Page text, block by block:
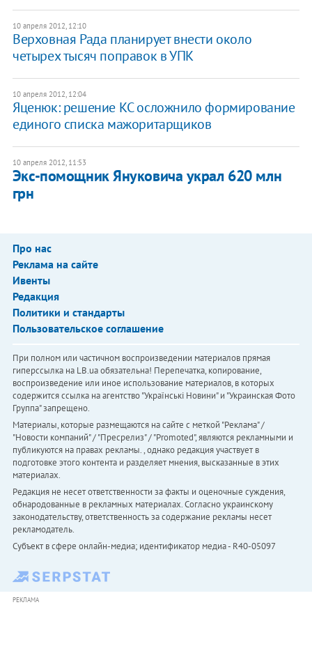
10 апреля 2012, 12:10
Верховная Рада планирует внести около
четырех тысяч поправок в УПК
10 апреля 2012, 12:04
Яценюк: решение КС осложнило формирование
единого списка мажоритарщиков
10 апреля 2012, 11:53
Экс-помощник Януковича украл 620 млн
грн
Про нас
Реклама на сайте
Ивенты
Редакция
Политики и стандарты
Пользовательское соглашение
При полном или частичном воспроизведении материалов прямая
гиперссылка на LB.ua обязательна! Перепечатка, копирование,
воспроизведение или иное использование материалов, в которых
содержится ссылка на агентство "Українськi Новини" и "Украинская Фото
Группа" запрещено.
Материалы, которые размещаются на сайте с меткой "Реклама" /
"Новости компаний" / "Пресрелиз" / "Promoted", являются рекламными и
публикуются на правах рекламы. , однако редакция участвует в
подготовке этого контента и разделяет мнения, высказанные в этих
материалах.
Редакция не несет ответственности за факты и оценочные суждения,
обнародованные в рекламных материалах. Согласно украинскому
законодательству, ответственность за содержание рекламы несет
рекламодатель.
Субъект в сфере онлайн-медиа; идентификатор медиа - R40-05097
РЕКЛАМА